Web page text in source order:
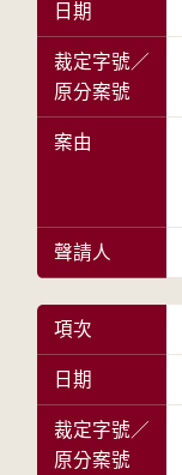
日期
裁定字號／
原分案號
案由
聲請人
項次
日期
裁定字號／
原分案號